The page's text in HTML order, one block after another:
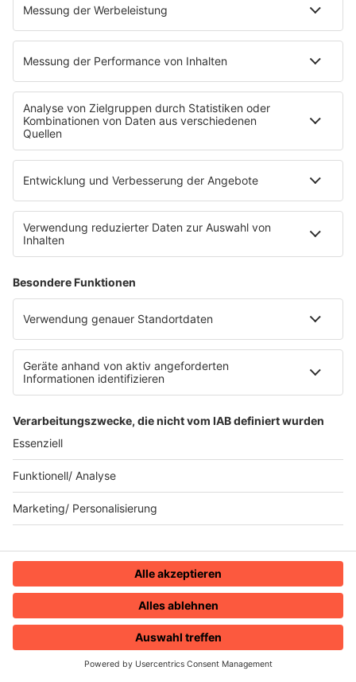
HOME RADIOS MENÜ
80s80s POP STORIES
80s80s PRINCE
80s80s QUEEN
80s80s ROCK
80s80s ROMANTIC ROCK
80s80s SOUL BALLADS
80s80s SUMMER
80s80s WAVE
80s80s XMAS
80s80s YACHT ROCK
60s und 70s gibt es auf NORA
Musik
80s Musik in der DDR
News
Songsuche
80s Konzerttermine
Countdown
Wunschtitel
Service
FAQ
Datenschutz
Datenschutzeinstellungen
Clubbedingungen
90s90s.de